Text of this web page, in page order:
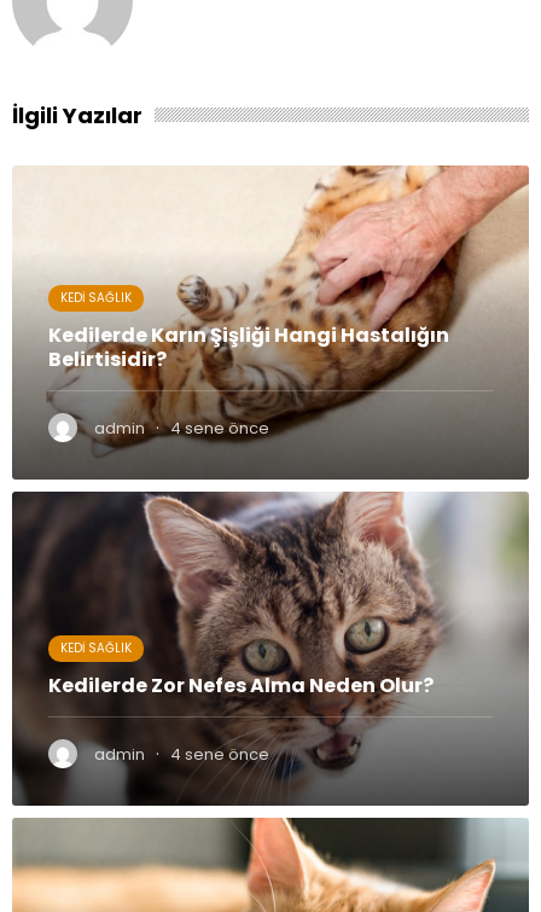
İlgili Yazılar
KEDI SAĞLIK
Kedilerde Karın Şişliği Hangi Hastalığın
Belirtisidir?
admin · 4 sene önce
KEDI SAĞLIK
Kedilerde Zor Nefes Alma Neden Olur?
admin · 4 sene önce